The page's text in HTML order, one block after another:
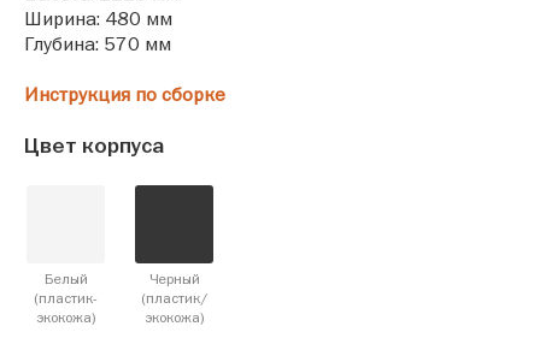
Ширина: 480 мм
Глубина: 570 мм
Инструкция по сборке
Цвет корпуса
Белый
(пластик-
экокожа)
Черный
(пластик/
экокожа)